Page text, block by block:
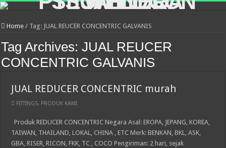
Home / Tag: JUAL REUCER CONCENTRIC GALVANIS
Tag Archives:JUAL REUCER
CONCENTRIC GALVANIS
JUAL REDUCER CONCENTRIC murah
FITTINGS, PRODUK KAMI
Produk REDUCER CONCENTRIC Negara Asal: EROPA, JEPANG, KOREA,
TAIWAN, THAILAND, LOKAL, CHINA , ETC Merk: BENKAN, BKL, ASK,
GBA, RISER, RICON, FKK, TC , COCO Pengiriman: 2 hari, sejak